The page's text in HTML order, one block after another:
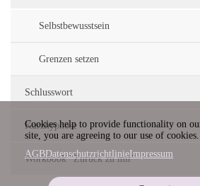
Selbstbewusstsein
Grenzen setzen
Schlusswort
Kurzhypnose
Workbook "Zurück zu mir"
Cookies help to provide functionality on
site, you are agreeing to our use of cookies.
AGBDatenschutzrichtlinieImpressum